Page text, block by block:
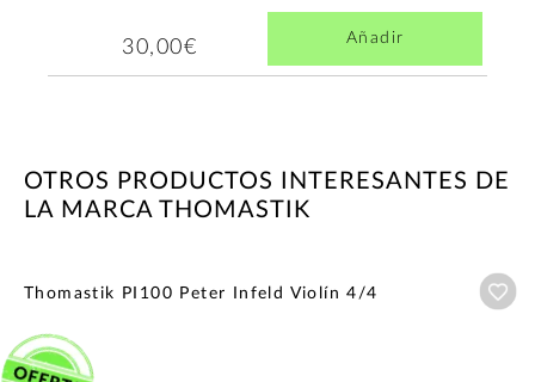
30,00€ Añadir
OTROS PRODUCTOS INTERESANTES DE
LA MARCA THOMASTIK
Thomastik PI100 Peter Infeld Violín 4/4